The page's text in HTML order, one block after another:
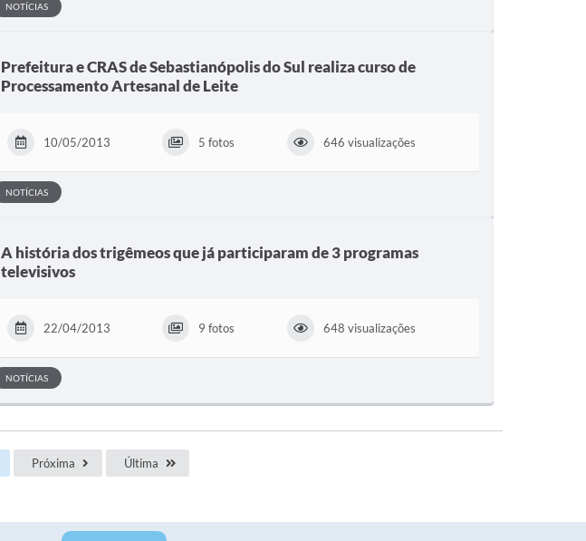
NOTÍCIAS
Prefeitura e CRAS de Sebastianópolis do Sul realiza curso de
Processamento Artesanal de Leite
10/05/2013 5 fotos 646 visualizações
NOTÍCIAS
A história dos trigêmeos que já participaram de 3 programas
televisivos
22/04/2013 9 fotos 648 visualizações
NOTÍCIAS
Próxima Última